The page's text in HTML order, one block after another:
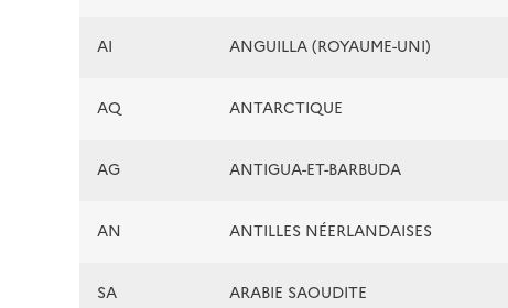
AI ANGUILLA (ROYAUME-UNI)
AQ ANTARCTIQUE
AG ANTIGUA-ET-BARBUDA
AN ANTILLES NÉERLANDAISES
SA ARABIE SAOUDITE